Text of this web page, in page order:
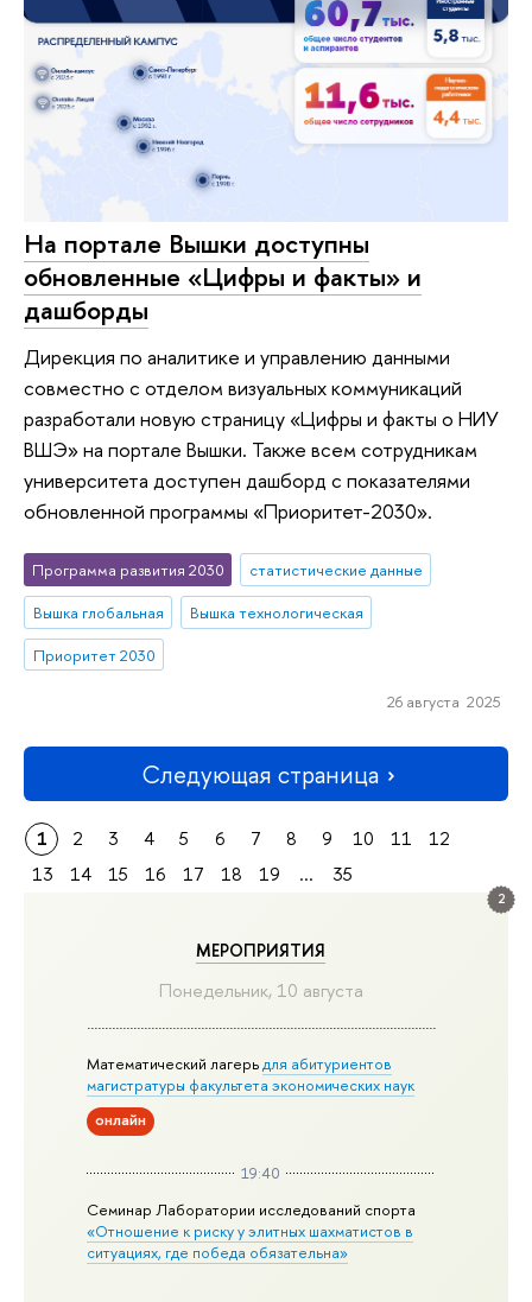
2
МЕРОПРИЯТИЯ
Понедельник, 10 августа
Математический лагерьдля абитуриентов
магистратуры факультета экономических наук
онлайн
19:40
Семинар Лаборатории исследований спорта
«Отношение к риску у элитных шахматистов в
ситуациях, где победа обязательна»
На портале Вышки доступны
обновленные «Цифры и факты» и
дашборды
Дирекция по аналитике и управлению данными
совместно с отделом визуальных коммуникаций
разработали новую страницу «Цифры и факты о НИУ
ВШЭ» на портале Вышки. Также всем сотрудникам
университета доступен дашборд с показателями
обновленной программы «Приоритет-2030».
Программа развития 2030
статистические данные
Вышка глобальная
Вышка технологическая
Приоритет 2030
26 августа 2025
Следующая страница
1 2 3 4 5 6 7 8 9 10 11
12
13
14 15 16 17 18 19 ... 35